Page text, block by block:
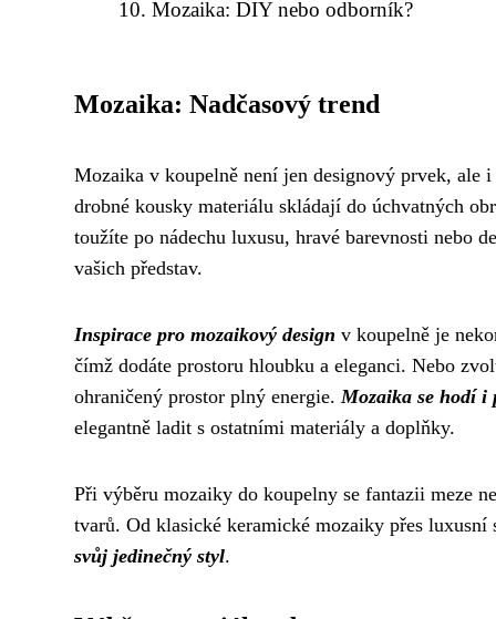
Mozaika: DIY nebo odborník?
Mozaika: Nadčasový trend
Mozaika v koupelně není jen designový prvek, ale
drobné kousky materiálu skládají do úchvatných
toužíte po nádechu luxusu, hravé barevnosti nebo
vašich představ.
Inspirace pro mozaikový design v koupelně je
čímž dodáte prostoru hloubku a eleganci. Nebo
ohraničený prostor plný energie.Mozaika se hodí i
elegantně ladit s ostatními materiály a doplňky.
Při výběru mozaiky do koupelny se fantazii meze
tvarů. Od klasické keramické mozaiky přes
svůj jedinečný styl.